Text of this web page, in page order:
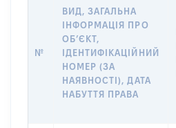
№
ВИД, ЗАГАЛЬНА
ІНФОРМАЦІЯ ПРО
ОБʼЄКТ,
ІДЕНТИФІКАЦІЙНИЙ
НОМЕР (ЗА
НАЯВНОСТІ), ДАТА
НАБУТТЯ ПРАВА